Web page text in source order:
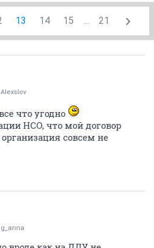
13 14 15 ... 21
Alexslov
что угодно
НСО, что мой договор
совсем не
g_anna